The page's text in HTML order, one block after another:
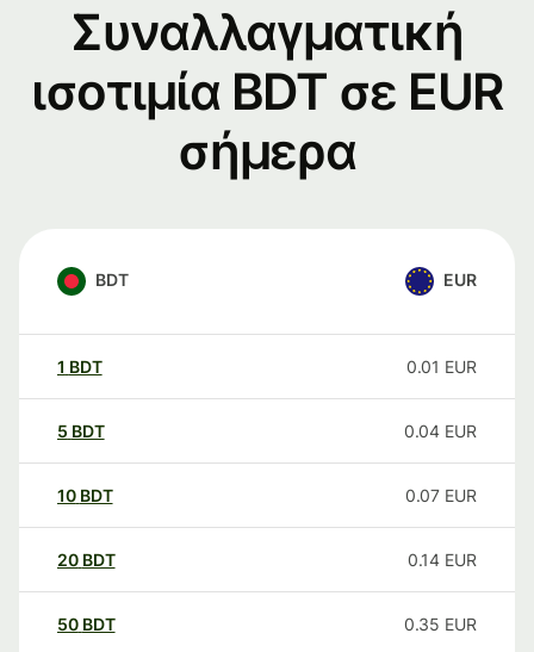
Συναλλαγματική
ισοτιμία BDT σε EUR
σήμερα
BDT EUR
1 BDT 0.01 EUR
5 BDT 0.04 EUR
10 BDT 0.07 EUR
20 BDT 0.14 EUR
50 BDT 0.35 EUR